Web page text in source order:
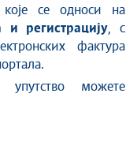
које се односи на
и регистрацију , с
фактура
упутство можете